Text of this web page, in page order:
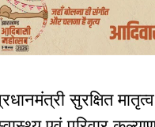
सुरक्षित